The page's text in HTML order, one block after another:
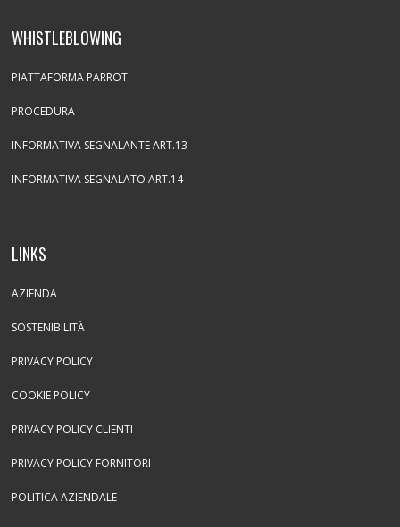
WHISTLEBLOWING
PIATTAFORMA PARROT
PROCEDURA
INFORMATIVA SEGNALANTE ART.13
INFORMATIVA SEGNALATO ART.14
LINKS
AZIENDA
SOSTENIBILITÀ
PRIVACY POLICY
COOKIE POLICY
PRIVACY POLICY CLIENTI
PRIVACY POLICY FORNITORI
POLITICA AZIENDALE